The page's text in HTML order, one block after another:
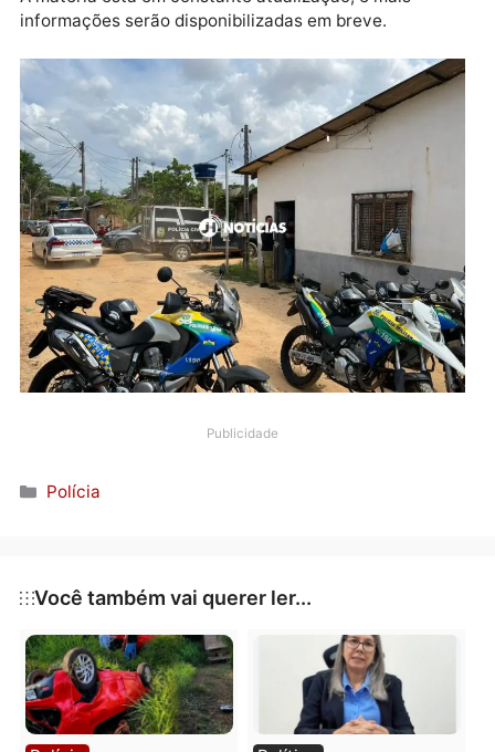
A Polícia Militar está presente, realizando o registro
Especializada em Crimes Contra a Vida assumirão a
investigação do caso.
A matéria está em constante atualização, e mais
informações serão disponibilizadas em breve.
Publicidade
Categorias
Polícia